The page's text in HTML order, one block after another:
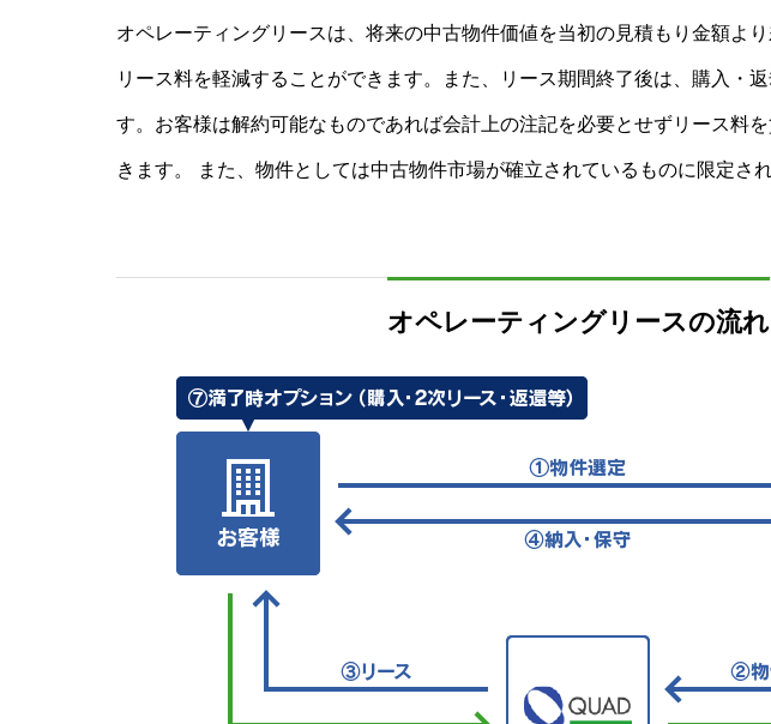
オペレーティングリースは、将来の中古物件価値を当初の見積もり金額よ
リース料を軽減することができます。また、リース期間終了後は、購入・
す。お客様は解約可能なものであれば会計上の注記を必要とせずリース料
きます。 また、物件としては中古物件市場が確立されているものに限定され
オペレーティングリースの流れ